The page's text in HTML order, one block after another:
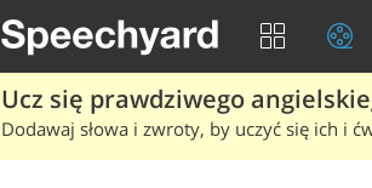
Ucz się prawdziwego
Dodawaj słowa i zwroty, by uczyć się ich i